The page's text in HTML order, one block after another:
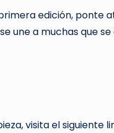
edición, ponte
une a muchas que
visita el siguiente